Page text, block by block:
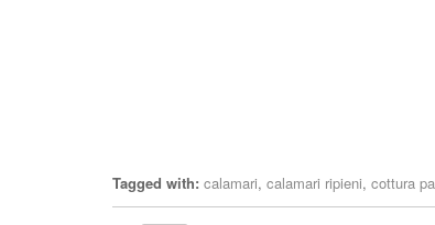
Tagged with: calamari, calamari ripieni, cottura